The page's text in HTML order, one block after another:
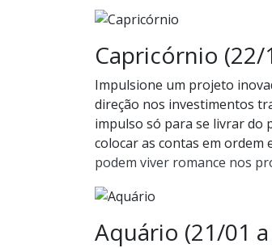
Capricórnio (22/
Impulsione um projeto
direção nos investimentos
impulso só para se livrar do
colocar as contas em ordem
podem viver romance nos
Aquário (21/01